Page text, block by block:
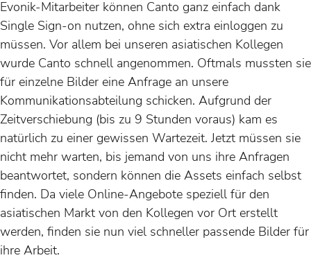
Evonik-Mitarbeiter können Canto ganz einfach dank
Single Sign-on nutzen, ohne sich extra einloggen zu
müssen. Vor allem bei unseren asiatischen Kollegen
wurde Canto schnell angenommen. Oftmals mussten sie
für einzelne Bilder eine Anfrage an unsere
Kommunikationsabteilung schicken. Aufgrund der
Zeitverschiebung (bis zu 9 Stunden voraus) kam es
natürlich zu einer gewissen Wartezeit. Jetzt müssen sie
nicht mehr warten, bis jemand von uns ihre Anfragen
beantwortet, sondern können die Assets einfach selbst
finden. Da viele Online-Angebote speziell für den
asiatischen Markt von den Kollegen vor Ort erstellt
werden, finden sie nun viel schneller passende Bilder für
ihre Arbeit.